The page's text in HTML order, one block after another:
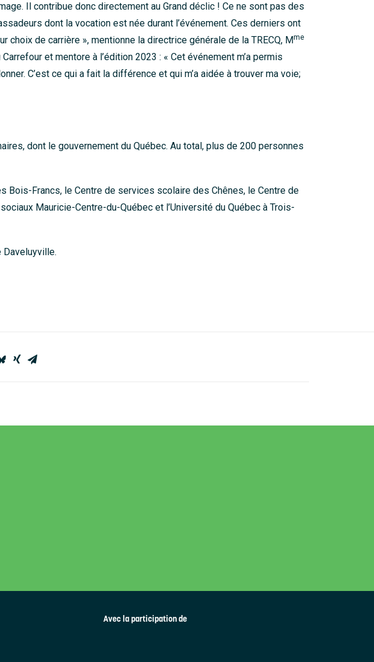
Il contribue donc directement au Grand déclic ! Ce ne sont pas des
dont la vocation est née durant l’événement. Ces derniers ont
choix de carrière », mentionne la directrice générale de la TRECQ, Mme
et mentore à l’édition 2023 : « Cet événement m’a permis
C’est ce qui a fait la différence et qui m’a aidée à trouver ma voie;
dont le gouvernement du Québec. Au total, plus de 200 personnes
Francs, le Centre de services scolaire des Chênes, le Centre de
Mauricie-Centre-du-Québec et l’Université du Québec à Trois-
Daveluyville.
Avec la participation de